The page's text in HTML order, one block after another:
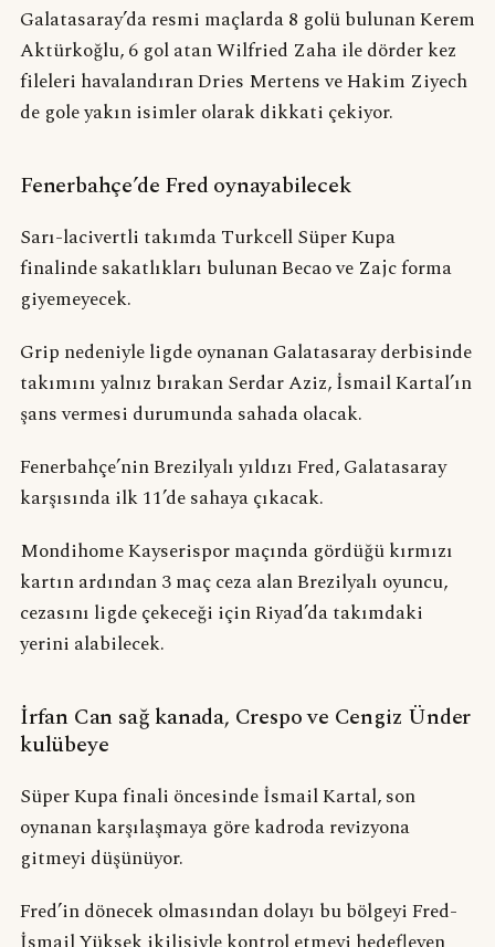
Galatasaray’da resmi maçlarda 8 golü bulunan Kerem
Aktürkoğlu, 6 gol atan Wilfried Zaha ile dörder kez
fileleri havalandıran Dries Mertens ve Hakim Ziyech
de gole yakın isimler olarak dikkati çekiyor.
Fenerbahçe’de Fred oynayabilecek
Sarı-lacivertli takımda Turkcell Süper Kupa
finalinde sakatlıkları bulunan Becao ve Zajc forma
giyemeyecek.
Grip nedeniyle ligde oynanan Galatasaray derbisinde
takımını yalnız bırakan Serdar Aziz, İsmail Kartal’ın
şans vermesi durumunda sahada olacak.
Fenerbahçe’nin Brezilyalı yıldızı Fred, Galatasaray
karşısında ilk 11’de sahaya çıkacak.
Mondihome Kayserispor maçında gördüğü kırmızı
kartın ardından 3 maç ceza alan Brezilyalı oyuncu,
cezasını ligde çekeceği için Riyad’da takımdaki
yerini alabilecek.
İrfan Can sağ kanada, Crespo ve Cengiz Ünder
kulübeye
Süper Kupa finali öncesinde İsmail Kartal, son
oynanan karşılaşmaya göre kadroda revizyona
gitmeyi düşünüyor.
Fred’in dönecek olmasından dolayı bu bölgeyi Fred-